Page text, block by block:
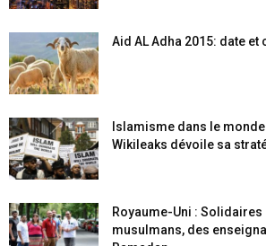
Aid AL Adha 2015: date et
Islamisme dans le
Wikileaks dévoile sa
Royaume-Uni :
musulmans, des